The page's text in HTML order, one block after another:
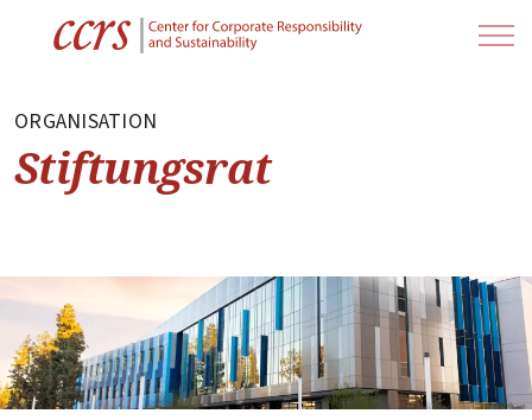
ORGANISATION
Stiftungsrat